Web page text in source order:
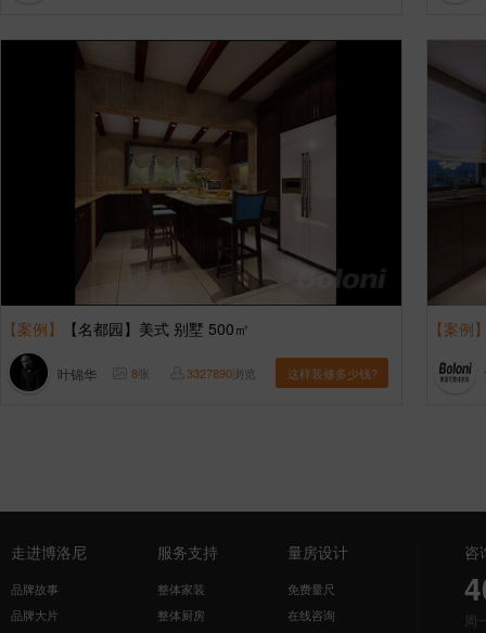
【案例】 【名都园】美式 别墅 500㎡
叶锦华 8张 3327890浏览 这样装修多少钱?
【案例
走进博洛尼
品牌故事
品牌大片
服务支持
整体家装
整体厨房
量房设计
免费量尺
在线咨询
咨
周